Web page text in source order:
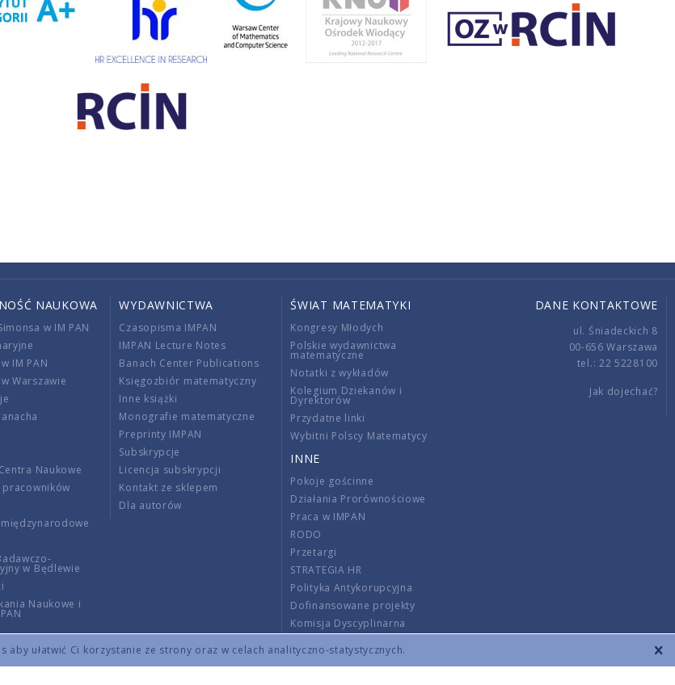
aby ułatwić Ci korzystanie ze strony oraz w celach analityczno-statystycznych.
NAUKOWA
w IM PAN
IM PAN
Warszawie
Naukowe
pracowników
w Będlewie
Naukowe i
WYDAWNICTWA
Czasopisma IMPAN
IMPAN Lecture Notes
Banach Center Publications
Księgozbiór matematyczny
Inne książki
Monografie matematyczne
Preprinty IMPAN
Subskrypcje
Licencja subskrypcji
Kontakt ze sklepem
Dla autorów
ŚWIAT MATEMATYKI
Kongresy Młodych
Polskie wydawnictwa
matematyczne
Notatki z wykładów
Kolegium Dziekanów i
Dyrektorów
Przydatne linki
Wybitni Polscy Matematycy
INNE
Pokoje gościnne
Działania Prorównościowe
Praca w IMPAN
RODO
Przetargi
STRATEGIA HR
Polityka Antykorupcyjna
Dofinansowane projekty
Komisja Dyscyplinarna
Wnoszenie opłat
DANE KONTAKTOWE
ul. Śniadeckich 8
00-656 Warszawa
tel.: 22 5228100
Jak dojechać?